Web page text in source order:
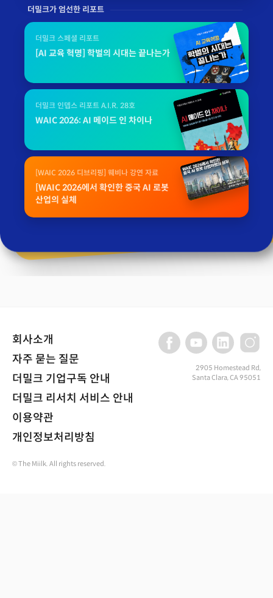
더밀크가 엄선한 리포트
더밀크 스페셜 리포트
[AI 교육 혁명] 학벌의 시대는 끝나는가
더밀크 인뎁스 리포트 A.I.R. 28호
WAIC 2026: AI 메이드 인 차이나
[WAIC 2026 디브리핑] 웨비나 강연 자료
[WAIC 2026에서 확인한 중국 AI 로봇
산업의 실체
회사소개
자주 묻는 질문
더밀크 기업구독 안내
더밀크 리서치 서비스 안내
이용약관
개인정보처리방침
2905 Homestead Rd,
Santa Clara, CA 95051
© The Miilk. All rights reserved.